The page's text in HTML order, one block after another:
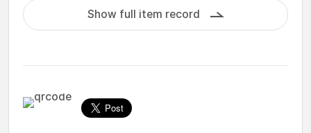
Show full item record